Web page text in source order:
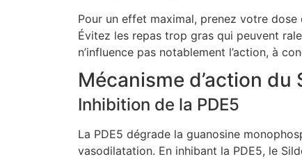
Pour un effet maximal, prenez votre dose
Évitez les repas trop gras qui peuvent
n’influence pas notablement l’action, à
Mécanisme d’action du
Inhibition de la PDE5
La PDE5 dégrade la guanosine
vasodilatation. En inhibant la PDE5, le